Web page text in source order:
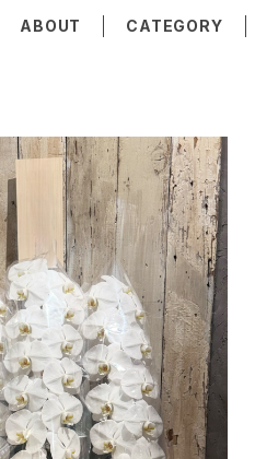
ABOUT CATEGORY